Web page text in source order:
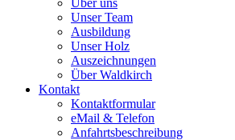
Unser Team
Ausbildung
Unser Holz
Auszeichnungen
Über Waldkirch
Kontakt
Kontaktformular
eMail & Telefon
Anfahrtsbeschreibung